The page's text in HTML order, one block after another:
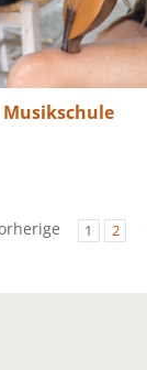
Musikschule
1 2